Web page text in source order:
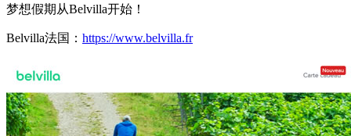
梦想假期从Belvilla开始！
Belvilla法国： https://www.belvilla.fr